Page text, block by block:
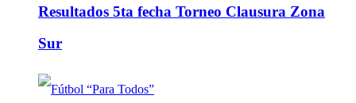
Resultados 5ta fecha Torneo Clausura Zona
Sur